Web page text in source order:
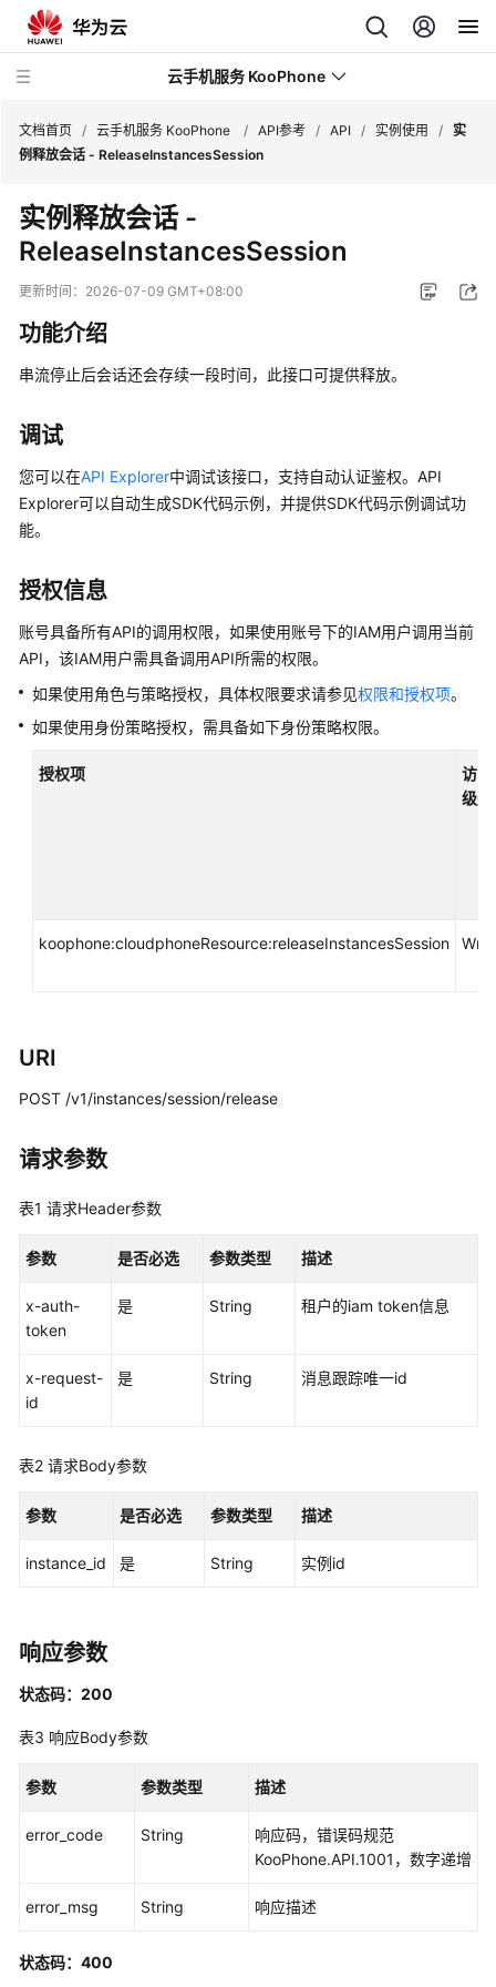
云手机服务 KooPhone
最
新
动
产
品
介
计
费
说
速
入
门
用
户
南
API
前
读
概
API
理
例
订
购
实
准
文档首页 / 云手机服务 KooPhone / API参考 / API / 实例使用 / 实
例释放会话 - ReleaseInstancesSession
实例释放会话 -
ReleaseInstancesSession
更新时间： 2026-07-09 GMT+08:00
功能介绍
串流停止后会话还会存续一段时间，此接口可提供释放。
调试
您可以在API Explorer中调试该接口，支持自动认证鉴权。API
Explorer可以自动生成SDK代码示例，并提供SDK代码示例调试功
能。
授权信息
账号具备所有API的调用权限，如果使用账号下的IAM用户调用当前
API，该IAM用户需具备调用API所需的权限。
如果使用角色与策略授权，具体权限要求请参见权限和授权项。
如果使用身份策略授权，需具备如下身份策略权限。
授权项
访问
级别
koophone:cloudphoneResource:releaseInstancesSession
URI
POST /v1/instances/session/release
请求参数
表1 请求Header参数
参数 是否必选 参数类型 描述
x-auth-
token
是 String 租户的iam token信息
x-request-
id
是 String 消息跟踪唯一id
表2 请求Body参数
参数 是否必选 参数类型 描述
instance_id 是 String 实例id
响应参数
状态码：200
表3 响应Body参数
参数 参数类型 描述
error_code String
响应码，错误码规范
KooPhone.API.1001，数字递增
error_msg String 响应描述
状态码：400